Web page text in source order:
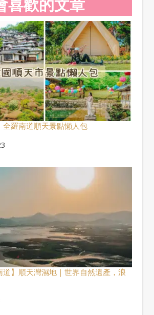
全羅南道順天景點懶人包
道】順天灣濕地｜世界自然遺產，浪